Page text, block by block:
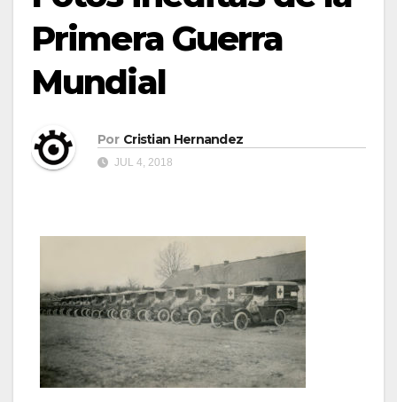
Primera Guerra
Mundial
Por Cristian Hernandez
JUL 4, 2018